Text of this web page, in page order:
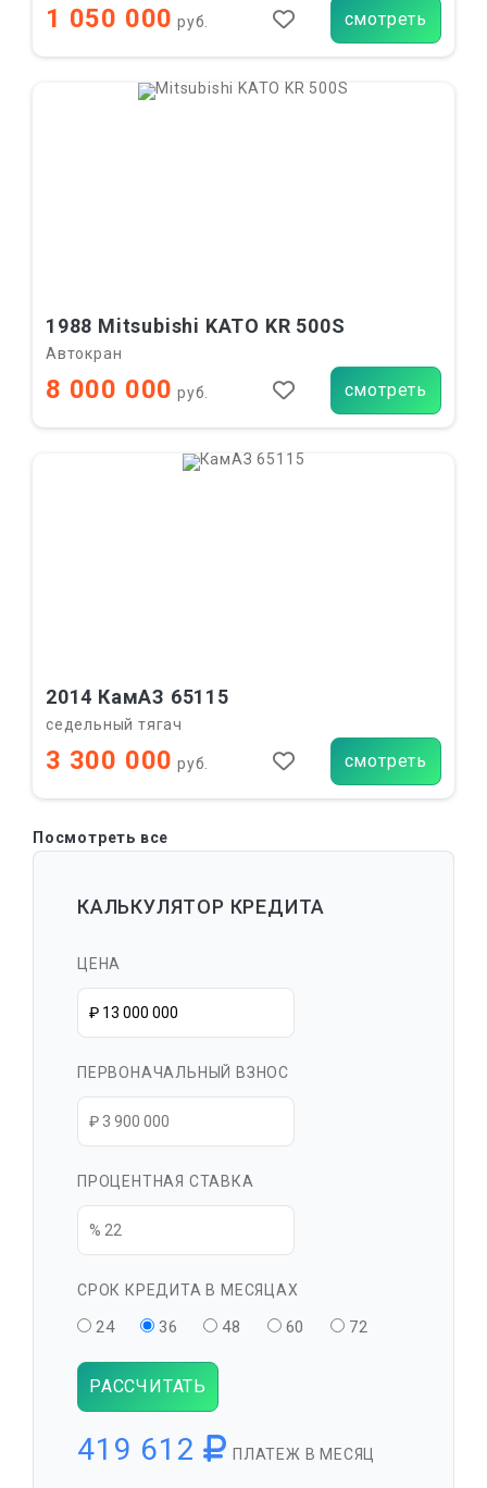
1 050 000 руб. смотреть
1988 Mitsubishi KATO KR 500S
Автокран
8 000 000 руб. смотреть
2014 КамАЗ 65115
седельный тягач
3 300 000 руб. смотреть
Посмотреть все
КАЛЬКУЛЯТОР КРЕДИТА
ЦЕНА
ПЕРВОНАЧАЛЬНЫЙ ВЗНОС
ПРОЦЕНТНАЯ СТАВКА
СРОК КРЕДИТА В МЕСЯЦАХ
24 36 48 60 72
РАССЧИТАТЬ
419 612 ПЛАТЕЖ В МЕСЯЦ